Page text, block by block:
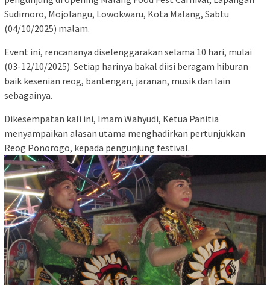
Sudimoro, Mojolangu, Lowokwaru, Kota Malang, Sabtu
(04/10/2025) malam.
Event ini, rencananya diselenggarakan selama 10 hari, mulai
(03-12/10/2025). Setiap harinya bakal diisi beragam hiburan
baik kesenian reog, bantengan, jaranan, musik dan lain
sebagainya.
Dikesempatan kali ini, Imam Wahyudi, Ketua Panitia
menyampaikan alasan utama menghadirkan pertunjukkan
Reog Ponorogo, kepada pengunjung festival.